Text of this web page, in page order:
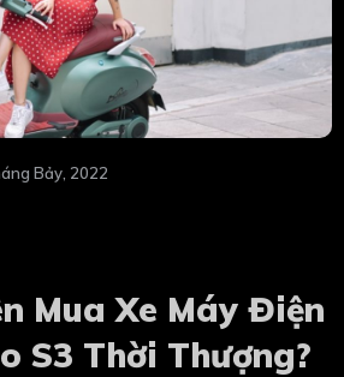
Bảy, 2022
Mua Xe Máy Điện
S3 Thời Thượng?